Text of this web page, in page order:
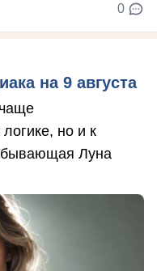
0
на 9 августа
но и к
Луна